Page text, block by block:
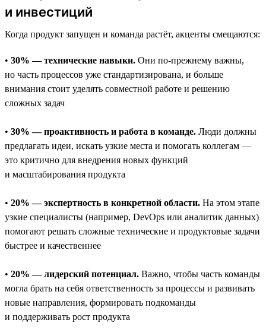
и инвестиций
Когда продукт запущен и команда растёт, акценты смещаются:
• 30% — технические навыки. Они по-прежнему важны,
но часть процессов уже стандартизирована, и больше
внимания стоит уделять совместной работе и решению
сложных задач
• 30% — проактивность и работа в команде. Люди должны
предлагать идеи, искать узкие места и помогать коллегам —
это критично для внедрения новых функций
и масштабирования продукта
• 20% — экспертность в конкретной области. На этом этапе
узкие специалисты (например, DevOps или аналитик данных)
помогают решать сложные технические и продуктовые задачи
быстрее и качественнее
• 20% — лидерский потенциал. Важно, чтобы часть команды
могла брать на себя ответственность за процессы и развивать
новые направления, формировать подкоманды
и поддерживать рост продукта